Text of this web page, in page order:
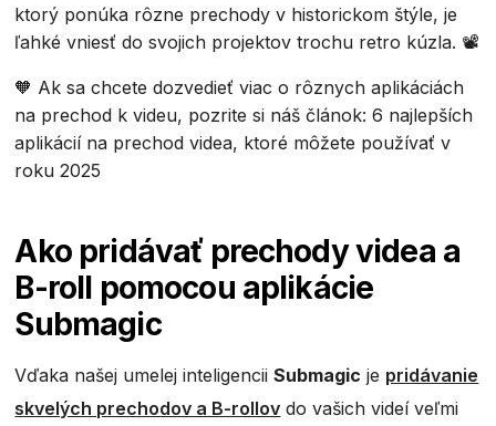
ktorý ponúka rôzne prechody v historickom štýle, je
ľahké vniesť do svojich projektov trochu retro kúzla. 📽️
🧡 Ak sa chcete dozvedieť viac o rôznych aplikáciách
na prechod k videu, pozrite si náš článok: 6 najlepších
aplikácií na prechod videa, ktoré môžete používať v
roku 2025
Ako pridávať prechody videa a
B-roll pomocou aplikácie
Submagic
Vďaka našej umelej inteligenciiSubmagic je pridávanie
skvelých prechodov a B-rollov do vašich videí veľmi